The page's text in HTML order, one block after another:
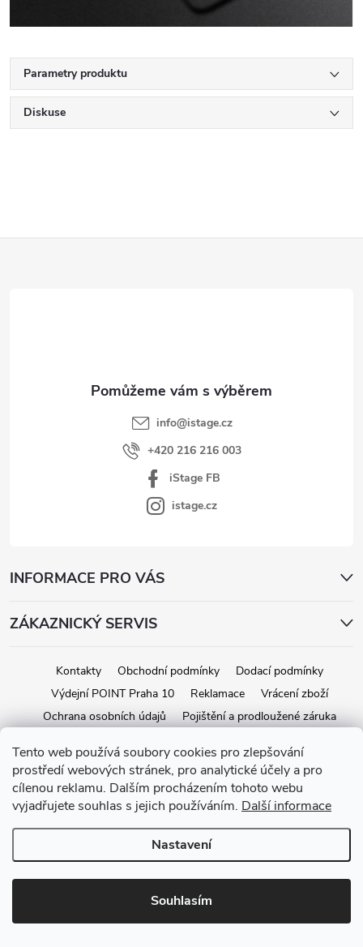
Tento web používá soubory cookies pro zlepšování
prostředí webových stránek, pro analytické účely a pro
cílenou reklamu. Dalším procházením tohoto webu
vyjadřujete souhlas s jejich používáním. Další informace
Nastavení
Souhlasím
Parametry produktu
Diskuse
info@istage.cz
+420 216 216 003
iStage FB
istage.cz
INFORMACE PRO VÁS
ZÁKAZNICKÝ SERVIS
Kontakty Obchodní podmínky
Dodací podmínky
Výdejní POINT Praha 10
Reklamace
Vrácení zboží
Ochrana osobních údajů
Pojištění a prodloužené záruka
Vytvořil Shoptet
Copyright 2026iStage.cz. Všechna práva vyhrazena.Upravit nastavení
cookies